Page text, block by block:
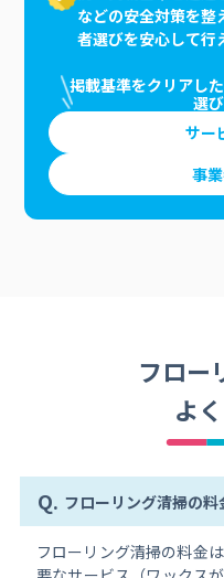
などの安全対策を整
者選びを安心して行
掲載基準をクリアし
選
サー
事
フロー
よ
Q. フローリング清掃の
フローリング清掃の料金